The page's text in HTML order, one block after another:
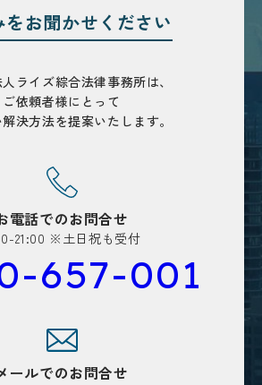
お聞かせください
ライズ綜合法律事務所は、
ご依頼者様にとって
決方法を提案いたします。
電話でのお問合せ
21:00 ※土日祝も受付
657-001
ールでのお問合せ